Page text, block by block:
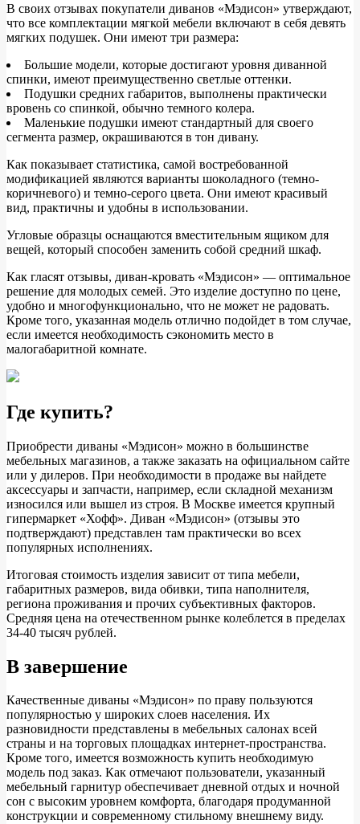
В своих отзывах покупатели диванов «Мэдисон» утверждают,
что все комплектации мягкой мебели включают в себя девять
мягких подушек. Они имеют три размера:
Большие модели, которые достигают уровня диванной
спинки, имеют преимущественно светлые оттенки.
Подушки средних габаритов, выполнены практически
вровень со спинкой, обычно темного колера.
Маленькие подушки имеют стандартный для своего
сегмента размер, окрашиваются в тон дивану.
Как показывает статистика, самой востребованной
модификацией являются варианты шоколадного (темно-
коричневого) и темно-серого цвета. Они имеют красивый
вид, практичны и удобны в использовании.
Угловые образцы оснащаются вместительным ящиком для
вещей, который способен заменить собой средний шкаф.
Как гласят отзывы, диван-кровать «Мэдисон» — оптимальное
решение для молодых семей. Это изделие доступно по цене,
удобно и многофункционально, что не может не радовать.
Кроме того, указанная модель отлично подойдет в том случае,
если имеется необходимость сэкономить место в
малогабаритной комнате.
Где купить?
Приобрести диваны «Мэдисон» можно в большинстве
мебельных магазинов, а также заказать на официальном сайте
или у дилеров. При необходимости в продаже вы найдете
аксессуары и запчасти, например, если складной механизм
износился или вышел из строя. В Москве имеется крупный
гипермаркет «Хофф». Диван «Мэдисон» (отзывы это
подтверждают) представлен там практически во всех
популярных исполнениях.
Итоговая стоимость изделия зависит от типа мебели,
габаритных размеров, вида обивки, типа наполнителя,
региона проживания и прочих субъективных факторов.
Средняя цена на отечественном рынке колеблется в пределах
34-40 тысяч рублей.
В завершение
Качественные диваны «Мэдисон» по праву пользуются
популярностью у широких слоев населения. Их
разновидности представлены в мебельных салонах всей
страны и на торговых площадках интернет-пространства.
Кроме того, имеется возможность купить необходимую
модель под заказ. Как отмечают пользователи, указанный
мебельный гарнитур обеспечивает дневной отдых и ночной
сон с высоким уровнем комфорта, благодаря продуманной
конструкции и современному стильному внешнему виду.